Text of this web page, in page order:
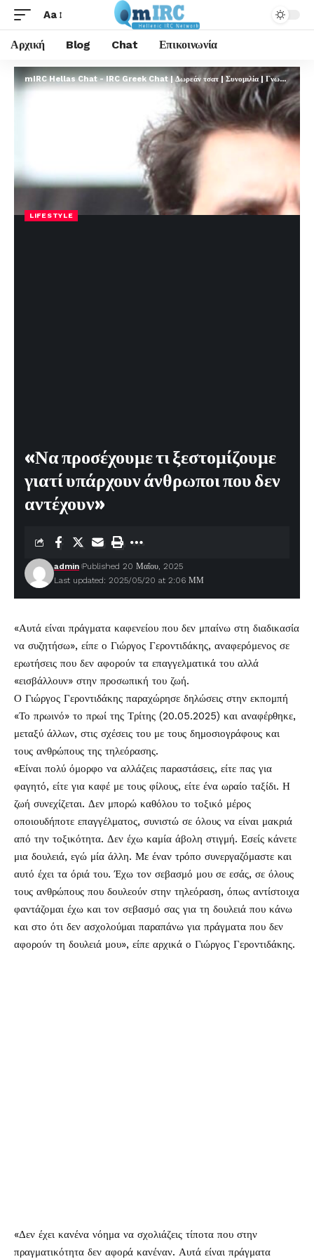
Aa
Αρχική Blog Chat Επικοινωνία
mIRC Hellas Chat - IRC Greek Chat | Δωρεάν τσατ | Συνομιλία | Γνωριμίες | FREE
LIFESTYLE
«Να προσέχουμε τι ξεστομίζουμε
γιατί υπάρχουν άνθρωποι που δεν
αντέχουν»
Last updated: 2025/05/20 at 2:06 ΜΜ
admin Published 20 Μαΐου, 2025
«Αυτά είναι πράγματα καφενείου που δεν μπαίνω στη διαδικασία
να συζητήσω», είπε ο Γιώργος Γεροντιδάκης, αναφερόμενος σε
ερωτήσεις που δεν αφορούν τα επαγγελματικά του αλλά
«εισβάλλουν» στην προσωπική του ζωή.
Ο Γιώργος Γεροντιδάκης παραχώρησε δηλώσεις στην εκπομπή
«Το πρωινό» το πρωί της Τρίτης (20.05.2025) και αναφέρθηκε,
μεταξύ άλλων, στις σχέσεις του με τους δημοσιογράφους και
τους ανθρώπους της τηλεόρασης.
«Είναι πολύ όμορφο να αλλάζεις παραστάσεις, είτε πας για
φαγητό, είτε για καφέ με τους φίλους, είτε ένα ωραίο ταξίδι. Η
ζωή συνεχίζεται. Δεν μπορώ καθόλου το τοξικό μέρος
οποιουδήποτε επαγγέλματος, συνιστώ σε όλους να είναι μακριά
από την τοξικότητα. Δεν έχω καμία άβολη στιγμή. Εσείς κάνετε
μια δουλειά, εγώ μία άλλη. Με έναν τρόπο συνεργαζόμαστε και
αυτό έχει τα όριά του. Έχω τον σεβασμό μου σε εσάς, σε όλους
τους ανθρώπους που δουλεούν στην τηλεόραση, όπως αντίστοιχα
φαντάζομαι έχω και τον σεβασμό σας για τη δουλειά που κάνω
και στο ότι δεν ασχολούμαι παραπάνω για πράγματα που δεν
αφορούν τη δουλειά μου», είπε αρχικά ο Γιώργος Γεροντιδάκης.
«Δεν έχει κανένα νόημα να σχολιάζεις τίποτα που στην
πραγματικότητα δεν αφορά κανέναν. Αυτά είναι πράγματα